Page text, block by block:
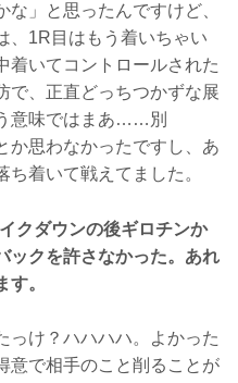
」と思ったんですけど、
、1R目はもう着いちゃい
着いてコントロールされた
で、正直どっちつかずな展
意味ではまあ……別
思わなかったですし、あ
着いて戦えてました。
クダウンの後ギロチンか
ックを許さなかった。あれ
。
け？ハハハハ。よかった
意で相手のこと削ることが